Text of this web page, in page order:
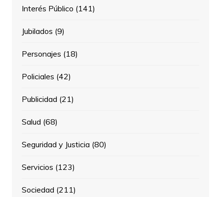
Interés Público (141)
Jubilados (9)
Personajes (18)
Policiales (42)
Publicidad (21)
Salud (68)
Seguridad y Justicia (80)
Servicios (123)
Sociedad (211)